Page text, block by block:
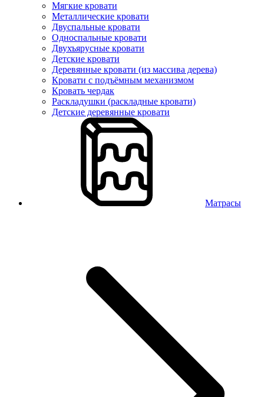
Мягкие кровати
Металлические кровати
Двуспальные кровати
Односпальные кровати
Двухъярусные кровати
Детские кровати
Деревянные кровати (из массива дерева)
Кровати с подъёмным механизмом
Кровать чердак
Раскладушки (раскладные кровати)
Детские деревянные кровати
Матрасы